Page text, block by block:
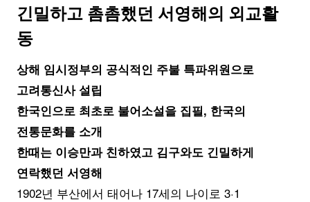
긴밀하고 촘촘했던 서영해의 외교활
동
상해 임시정부의 공식적인 주불 특파위원으로
고려통신사 설립
한국인으로 최초로 불어소설을 집필, 한국의
전통문화를 소개
한때는 이승만과 친하였고 김구와도 긴밀하게
연락했던 서영해
1902년 부산에서 태어나 17세의 나이로 3·1